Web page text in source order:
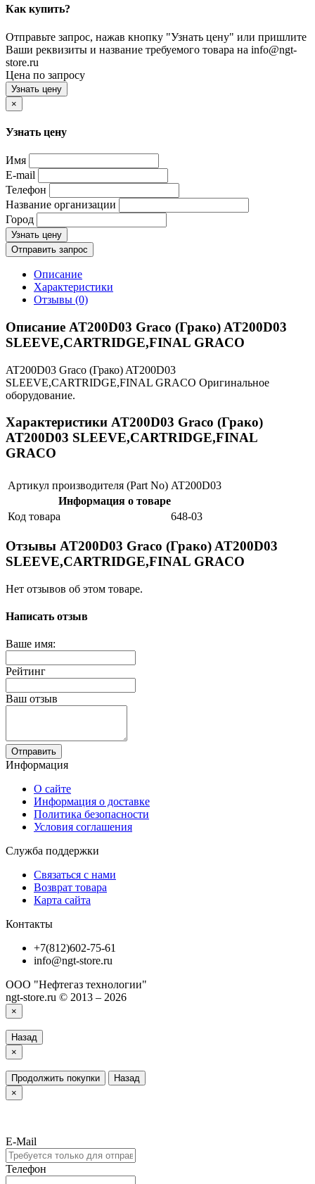
Как купить?
Отправьте запрос, нажав кнопку "Узнать цену" или пришлите
Ваши реквизиты и название требуемого товара на info@ngt-
store.ru
Цена по запросу
Узнать цену
×
Узнать цену
Имя
E-mail
Телефон
Название организации
Город
Узнать цену
Отправить запрос
Описание
Характеристики
Отзывы (0)
Описание AT200D03 Graco (Грако) AT200D03
SLEEVE,CARTRIDGE,FINAL GRACO
AT200D03 Graco (Грако) AT200D03
SLEEVE,CARTRIDGE,FINAL GRACO Оригинальное
оборудование.
Характеристики AT200D03 Graco (Грако)
AT200D03 SLEEVE,CARTRIDGE,FINAL
GRACO
Артикул производителя (Part No) AT200D03
Информация о товаре
Код товара
648-03
Отзывы AT200D03 Graco (Грако) AT200D03
SLEEVE,CARTRIDGE,FINAL GRACO
Нет отзывов об этом товаре.
Написать отзыв
Ваше имя:
Рейтинг
Ваш отзыв
Отправить
Информация
О сайте
Информация о доставке
Политика безопасности
Условия соглашения
Служба поддержки
Связаться с нами
Возврат товара
Карта сайта
Контакты
+7(812)602-75-61
info@ngt-store.ru
ООО "Нефтегаз технологии"
ngt-store.ru © 2013 – 2026
×
Назад
×
Продолжить покупки
Назад
×
E-Mail
Телефон